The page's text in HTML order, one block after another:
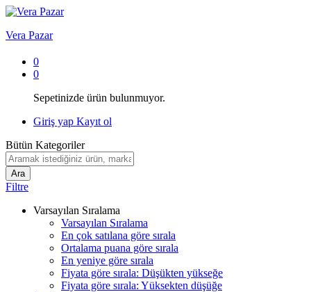
Vera Pazar
0
0
Sepetinizde ürün bulunmuyor.
Giriş yap Kayıt ol
Bütün Kategoriler
Ara
Filtre
Varsayılan Sıralama
Varsayılan Sıralama
En çok satılana göre sırala
Ortalama puana göre sırala
En yeniye göre sırala
Fiyata göre sırala: Düşükten yükseğe
Fiyata göre sırala: Yüksekten düşüğe